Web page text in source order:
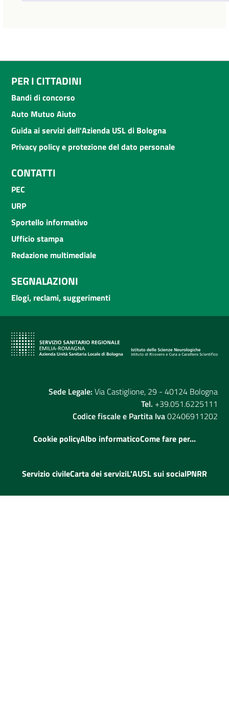
PER I CITTADINI
Bandi di concorso
Auto Mutuo Aiuto
Guida ai servizi dell'Azienda USL di Bologna
Privacy policy e protezione del dato personale
CONTATTI
PEC
URP
Sportello informativo
Ufficio stampa
Redazione multimediale
SEGNALAZIONI
Elogi, reclami, suggerimenti
Sede Legale: Via Castiglione, 29 - 40124 Bologna
Tel. +39.051.6225111
Codice fiscale e Partita Iva02406911202
Cookie policyAlbo informaticoCome fare per...
Servizio civileCarta dei serviziL'AUSL sui socialPNRR